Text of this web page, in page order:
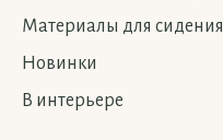
Материалы для сидения
Новинки
В интерьере